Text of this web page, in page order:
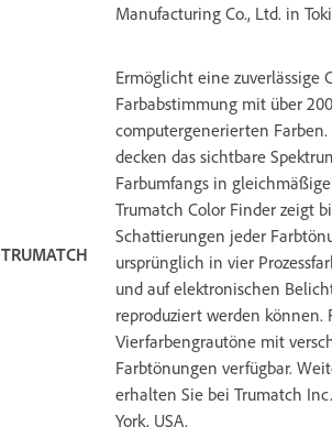
Manufacturing Co., Ltd. in
TRUMATCH
Ermöglicht eine zuverlässige
Farbabstimmung mit über
computergenerierten
decken das sichtbare
Farbumfangs in
Trumatch Color Finder zeigt
Schattierungen jeder
ursprünglich in vier
und auf elektronischen
reproduziert werden können.
Vierfarbengrautöne mit
Farbtönungen verfügbar.
erhalten Sie bei Trumatch
York, USA.